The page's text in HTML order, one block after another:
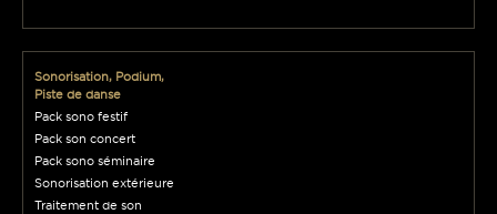
Sonorisation, Podium,
Piste de danse
Pack sono festif
Pack son concert
Pack sono séminaire
Sonorisation extérieure
Traitement de son